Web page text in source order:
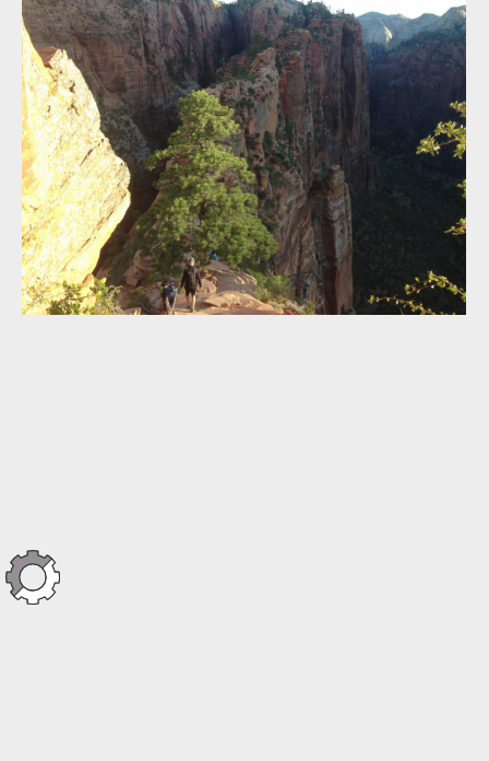
Po USA dolekop.com s Kopcom #1 - ANGELS 1
Po USA dolekop.com s Kopcom #1 - ANGELS 1
Po USA dolekop.com s Kopcom #1 - ANGELS 1
Po USA dolekop.com s Kopcom #1 - ANGELS 1
Po USA dolekop.com s Kopcom #1 - ANGELS 3